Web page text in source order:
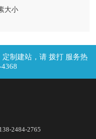
大小
拨打 服务热
138-2484-2765